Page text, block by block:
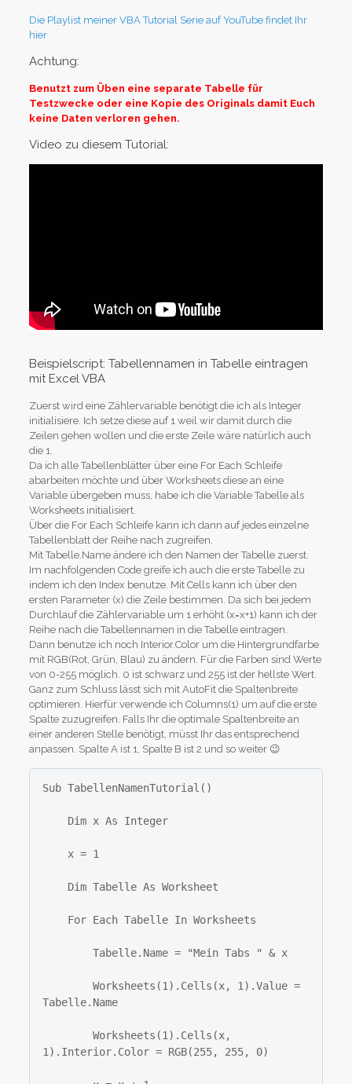
Die Playlist meiner VBA Tutorial Serie auf YouTube findet Ihr
hier
Achtung:
Benutzt zum Üben eine separate Tabelle für
Testzwecke oder eine Kopie des Originals damit Euch
keine Daten verloren gehen.
Video zu diesem Tutorial:
Beispielscript: Tabellennamen in Tabelle eintragen
mit Excel VBA
Zuerst wird eine Zählervariable benötigt die ich als Integer
initialisiere. Ich setze diese auf 1 weil wir damit durch die
Zeilen gehen wollen und die erste Zeile wäre natürlich auch
die 1.
Da ich alle Tabellenblätter über eine For Each Schleife
abarbeiten möchte und über Worksheets diese an eine
Variable übergeben muss, habe ich die Variable Tabelle als
Worksheets initialisiert.
Über die For Each Schleife kann ich dann auf jedes einzelne
Tabellenblatt der Reihe nach zugreifen.
Mit Tabelle.Name ändere ich den Namen der Tabelle zuerst.
Im nachfolgenden Code greife ich auch die erste Tabelle zu
indem ich den Index benutze. Mit Cells kann ich über den
ersten Parameter (x) die Zeile bestimmen. Da sich bei jedem
Durchlauf die Zählervariable um 1 erhöht (x=x+1) kann ich der
Reihe nach die Tabellennamen in die Tabelle eintragen.
Dann benutze ich noch Interior.Color um die Hintergrundfarbe
mit RGB(Rot, Grün, Blau) zu ändern. Für die Farben sind Werte
von 0-255 möglich. 0 ist schwarz und 255 ist der hellste Wert.
Ganz zum Schluss lässt sich mit AutoFit die Spaltenbreite
optimieren. Hierfür verwende ich Columns(1) um auf die erste
Spalte zuzugreifen. Falls Ihr die optimale Spaltenbreite an
einer anderen Stelle benötigt, müsst Ihr das entsprechend
anpassen. Spalte A ist 1, Spalte B ist 2 und so weiter 😉
Sub TabellenNamenTutorial()
Tabelle.Name
1).Interior.Color = RGB(255, 255, 0)